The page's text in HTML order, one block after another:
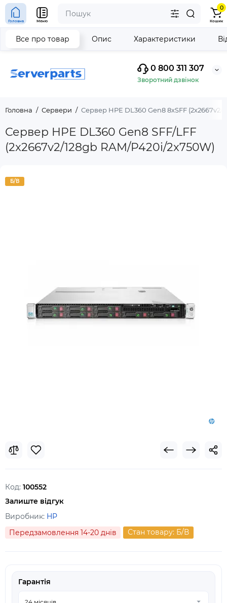
0 800 311 307
Зворотний дзвінок
Головна Меню
0
Кошик
Головна Сервери Сервер HPE DL360 Gen8 8xSFF (2x2667v2/
Сервер HPE DL360 Gen8 SFF/LFF
(2x2667v2/128gb RAM/P420i/2x750W)
Все про товар Опис Характеристики
Б/В
Код: 100552
Залиште відгук
Виробник: HP
Передзамовлення 14-20 днів
Стан товару: Б/В
Гарантія